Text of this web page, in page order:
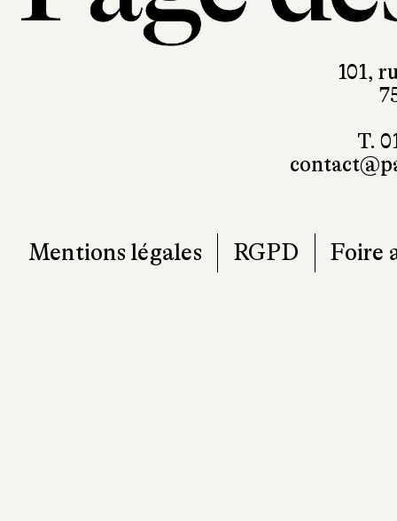
101,
T.
Mentions légales RGPD Foire